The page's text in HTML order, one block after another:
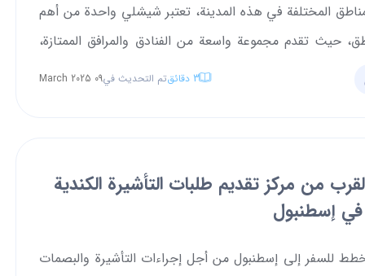
المختلفة في هذه المدينة، تعتبر شيشلي واحدة من أهم
حيث تقدم مجموعة واسعة من الفنادق والمرافق الممتازة،
وجهة رئيسية للإقامة في إسطنبول.
3 دقائقتم التحديث في09 March 2025
من مركز تقديم طلبات التأشيرة الكندية
للسفر إلى إسطنبول من أجل إجراءات التأشيرة والبصمات